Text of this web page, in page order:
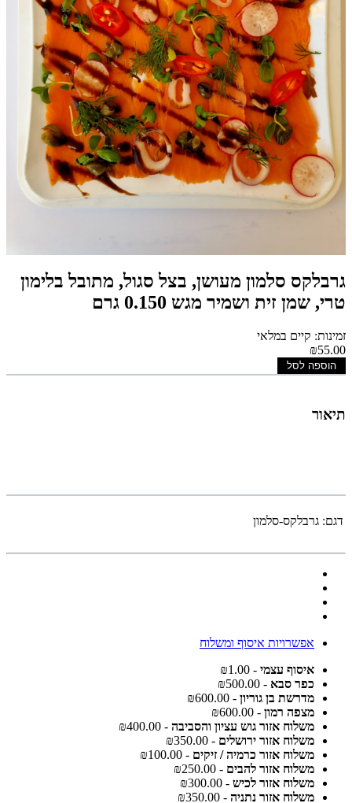
גרבלקס סלמון מעושן, בצל סגול, מתובל בלימון
טרי, שמן זית ושמיר מגש 0.150 גרם
זמינות: קיים במלאי
₪55.00
הוספה לסל
תיאור
דגם: גרבלקס-סלמון
אפשרויות איסוף ומשלוח
איסוף עצמי - ₪1.00
כפר סבא - ₪500.00
מדרשת בן גוריון - ₪600.00
מצפה רמון - ₪600.00
משלוח אזור גוש עציון והסביבה - ₪400.00
משלוח אזור ירושלים - ₪350.00
משלוח אזור כרמיה / זיקים - ₪100.00
משלוח אזור להבים - ₪250.00
משלוח אזור לכיש - ₪300.00
משלוח אזור נתניה - ₪350.00